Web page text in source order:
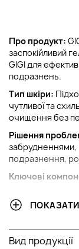
Про продукт:
заспокійливий
GIGI для
подразнень.
Тип шкіри:
чутливої та
очищення без
Рішення
забрудненнями,
подразнення,
Ключові
ефект,
запобігає
Пантенол
Вид продукції